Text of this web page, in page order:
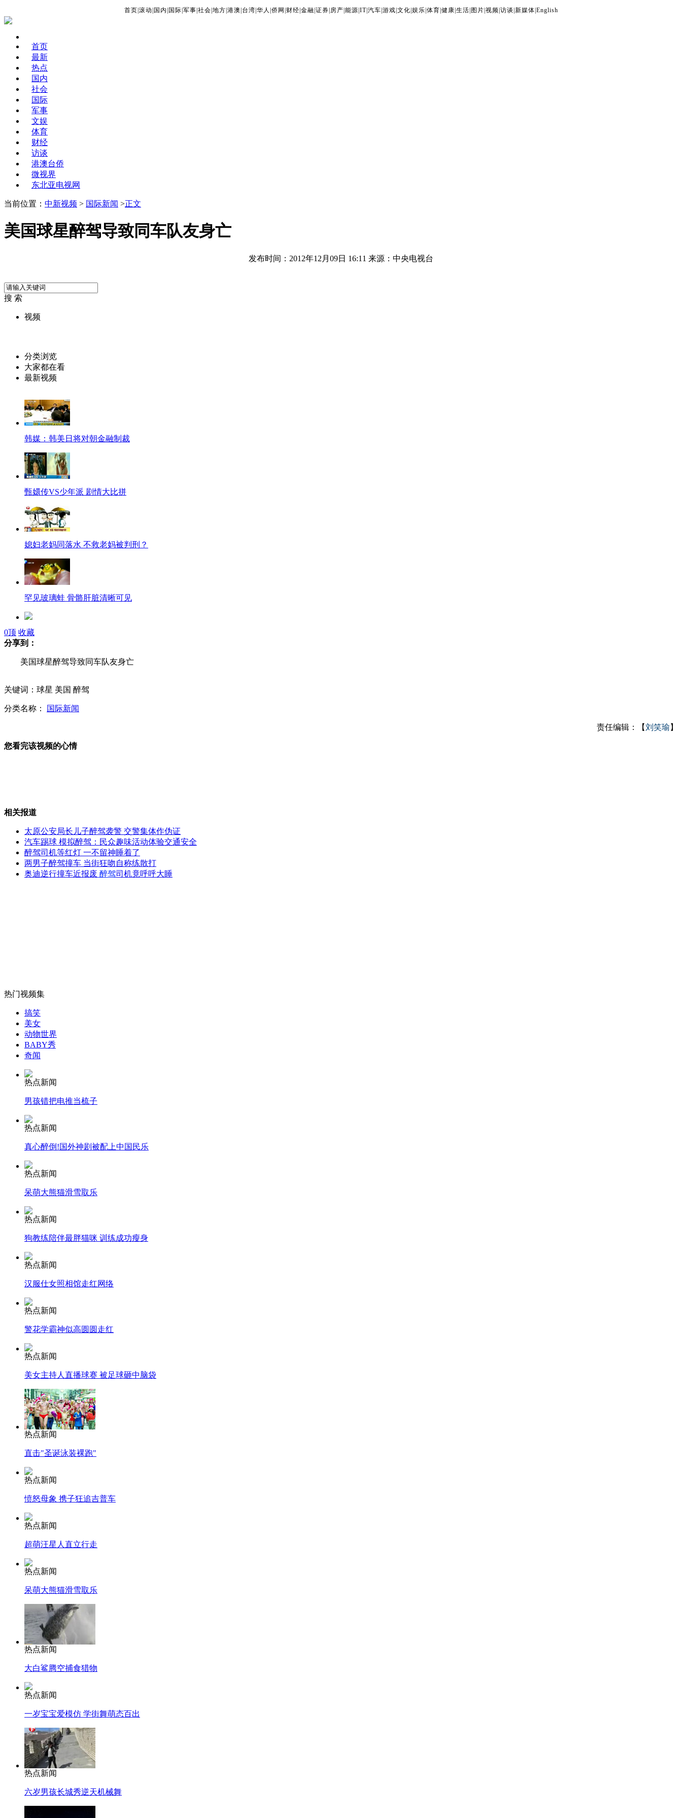
首页 滚动 国内 国际 军事 社会 地方 港澳 台湾 华人 侨网 财经 金融 证券 房产 能源 IT| 汽车 游戏 文化 娱乐 体育 健康 生活 图片 视频 访谈 新媒体 English
首页
最新
热点
国内
社会
国际
军事
文娱
体育
财经
访谈
港澳台侨
微视界
东北亚电视网
当前位置： 中新视频 > 国际新闻 >正文
美国球星醉驾导致同车队友身亡
发布时间：2012年12月09日 16:11 来源：中央电视台
搜 索
视频
分类浏览
大家都在看
最新视频
韩媒：韩美日将对朝金融制裁
甄嬛传VS少年派 剧情大比拼
媳妇老妈同落水 不救老妈被判刑？
罕见玻璃蛙 骨骼肝脏清晰可见
日成田机场因"钉子户"46年未完工
清洁工13年献血91次 每天吃花生米
襄阳学生不做广播操 改跳"骑马舞"
伊朗军舰再访苏丹引发关注
伊朗:如需要将展示俘获美无人机
外交部：反对强权政治霸凌主义
外交部：有关国家言论片面不公正
安徽一实载49人客车翻车
走！跟着总书记去植树
消防员救轻生者 花炮节热闹非凡
纽约上演“枕头大战”
0顶 收藏
分享到：
美国球星醉驾导致同车队友身亡
关键词：球星 美国 醉驾
分类名称： 国际新闻
责任编辑：【刘笑瑜 】
您看完该视频的心情
相关报道
太原公安局长儿子醉驾袭警 交警集体作伪证
汽车踢球 模拟醉驾：民众趣味活动体验交通安全
醉驾司机等红灯 一不留神睡着了
两男子醉驾撞车 当街狂吻自称练散打
奥迪逆行撞车近报废 醉驾司机竟呼呼大睡
热门视频集
搞笑
美女
动物世界
BABY秀
奇闻
热点新闻
男孩错把电推当梳子
热点新闻
真心醉倒!国外神剧被配上中国民乐
热点新闻
呆萌大熊猫滑雪取乐
热点新闻
狗教练陪伴最胖猫咪 训练成功瘦身
热点新闻
汉服仕女照相馆走红网络
热点新闻
警花学霸神似高圆圆走红
热点新闻
美女主持人直播球赛 被足球砸中脑袋
热点新闻
直击"圣诞泳装裸跑"
热点新闻
愤怒母象 携子狂追吉普车
热点新闻
超萌汪星人直立行走
热点新闻
呆萌大熊猫滑雪取乐
热点新闻
大白鲨腾空捕食猎物
热点新闻
一岁宝宝爱模仿 学街舞萌态百出
热点新闻
六岁男孩长城秀逆天机械舞